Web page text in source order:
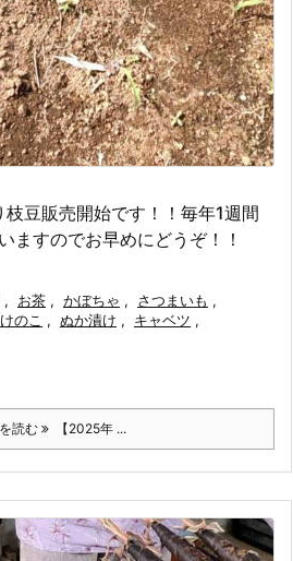
枝豆販売開始です！！毎年1週間
ますのでお早めにどうぞ！！
, お茶 , かぼちゃ , さつまいも ,
のこ , ぬか漬け , キャベツ ,
読む 【2025年 ...